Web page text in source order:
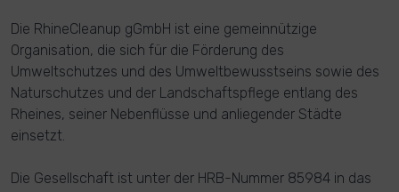
Die RhineCleanup gGmbH ist eine gemeinnützige
Organisation, die sich für die Förderung des
Umweltschutzes und des Umweltbewusstseins sowie des
Naturschutzes und der Landschaftspflege entlang des
Rheines, seiner Nebenflüsse und anliegender Städte
einsetzt.
Die Gesellschaft ist unter der HRB-Nummer 85984 in das